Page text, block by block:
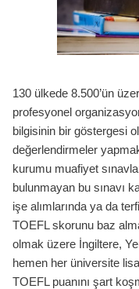
130 ülkede 8.500’ün
profesyonel
bilgisinin bir göstergesi
değerlendirmeler
kurumu muafiyet
bulunmayan bu sınavı
işe alımlarında ya da
TOEFL skorunu baz
olmak üzere İngiltere,
hemen her üniversite
TOEFL puanını şart